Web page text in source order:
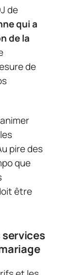
de
qui a
de la
de
pire des
que
être